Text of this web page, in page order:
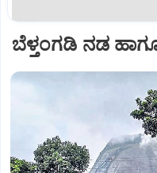
ಬೆಳ್ತಂಗಡಿ ನಡ